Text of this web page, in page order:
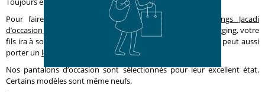
Pour faire du sport, vous pouvez lui choisir des
joggings Jacadi
d’occasion pour garçon
. Version pantalon ou ensemble de jogging, votre
fils ira à son entraînement de sport avec plaisir. S’il préfère, il peut aussi
porter un legging pour garçon Jacadi.
Nos pantalons d’occasion sont sélectionnés pour leur excellent état.
Certains modèles sont même neufs.